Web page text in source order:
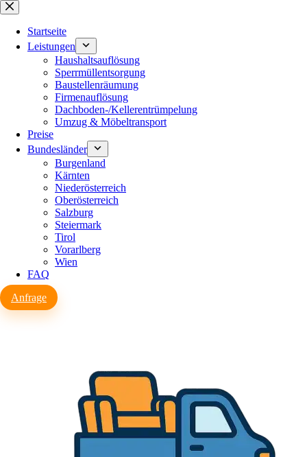
Zum
Inhalt
springenStartseite
Leistungen
Haushaltsauflösung
Sperrmüllentsorgung
Baustellenräumung
Firmenauflösung
Dachboden-/Kellerentrümpelung
Umzug & Möbeltransport
Preise
Bundesländer
Burgenland
Kärnten
Niederösterreich
Oberösterreich
Salzburg
Steiermark
Tirol
Vorarlberg
Wien
FAQ
Anfrage